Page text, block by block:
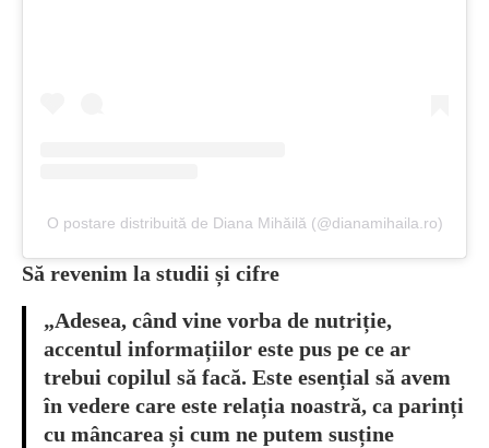
O postare distribuită de Diana Mihăilă (@dianamihaila.ro)
Să revenim la studii și cifre
„Adesea, când vine vorba de nutriție,
accentul informațiilor este pus pe ce ar
trebui copilul să facă. Este esențial să avem
în vedere care este relația noastră, ca parinți
cu mâncarea și cum ne putem susține